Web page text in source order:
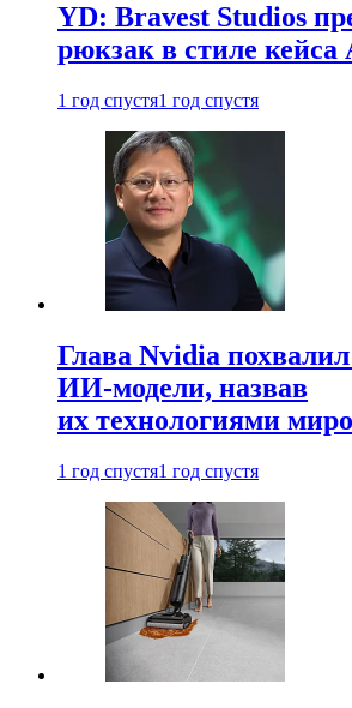
YD: Bravest Studios
рюкзак в стиле кейса
1 год спустя1 год спустя
Глава Nvidia
ИИ-модели, назвав
их технологиями
1 год спустя1 год спустя